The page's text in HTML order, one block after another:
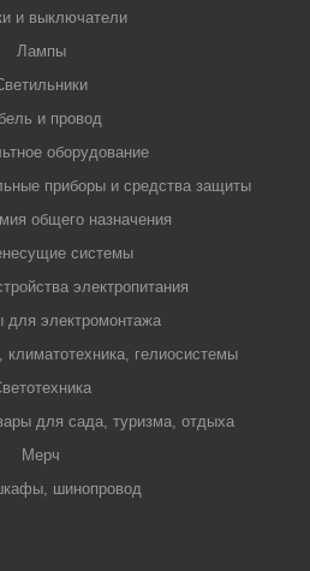
и выключатели
Лампы
и провод
оборудование
приборы и средства защиты
общего назначения
системы
электропитания
для электромонтажа
климатотехника, гелиосистемы
для сада, туризма, отдыха
Мерч
шинопровод